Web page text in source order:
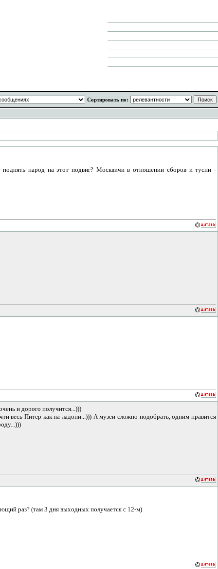
Сортировать по:
народ на этот подвиг? Москвичи в отношении сборов и тусни -
и дорого получится...)))
весь Питер как на ладони...))) А музеи сложно подобрать, одним нравится
раз? (там 3 дня выходных получается с 12-м)